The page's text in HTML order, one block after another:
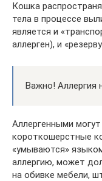
Кошка
тела в процессе
является и
аллерген), и
Важно! Аллергия
Аллергенными
короткошерстные
«умываются»
аллергию, может
на обивке мебели,